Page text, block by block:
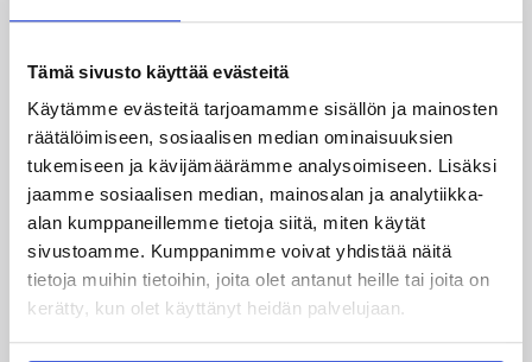
Tämä sivusto käyttää evästeitä
Käytämme evästeitä tarjoamamme sisällön ja mainosten
räätälöimiseen, sosiaalisen median ominaisuuksien
tukemiseen ja kävijämäärämme analysoimiseen. Lisäksi
jaamme sosiaalisen median, mainosalan ja analytiikka-
alan kumppaneillemme tietoja siitä, miten käytät
sivustoamme. Kumppanimme voivat yhdistää näitä
tietoja muihin tietoihin, joita olet antanut heille tai joita on
kerätty, kun olet käyttänyt heidän palvelujaan.
Ottelutilastot
Suomi – Viro 71-66 (22-18, 36-33, 56-52),
alle 15-vuotiaiden poikien maaottelu,
Tampere 4.8.2011
Suomi: Okko Järvi 15/12, Akseli Hartikainen 14/10,
Aapeli Alanen 14/7/3 riistoa, Ville Leikas 8/1/3 syöttöä,
Thomas van Santen 7/4, Miro Ikonen 4/1, Kalle
Johansson 3/2, Matti Meldo 3/1, Daniel Harima 3/1,
Tuomas Hirvonen 0/3/7 syöttöä, Juhomatti Henttonen
0/1, Remu Raitanen 0/0.